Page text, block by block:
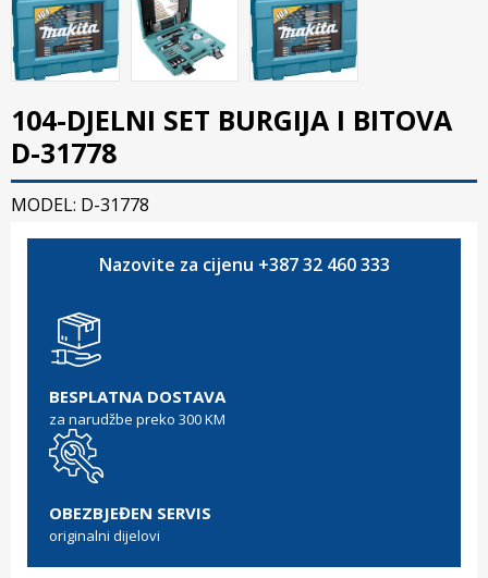
104-DJELNI SET BURGIJA I BITOVA
D-31778
MODEL: D-31778
Nazovite za cijenu +387 32 460 333
BESPLATNA DOSTAVA
za narudžbe preko 300 KM
OBEZBJEĐEN SERVIS
originalni dijelovi